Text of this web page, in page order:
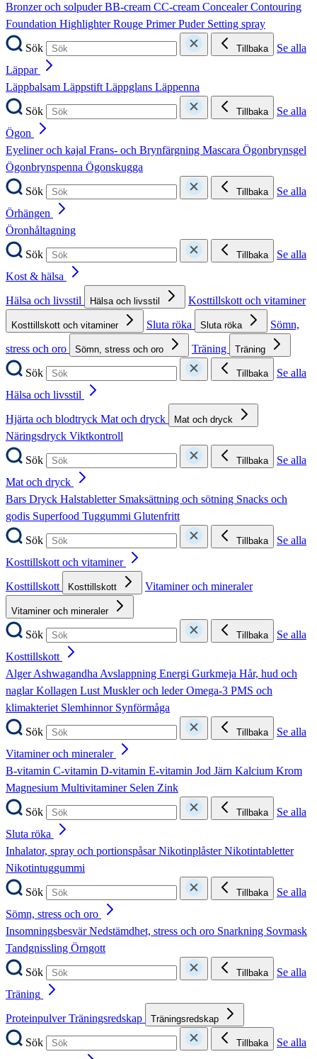
Bronzer och solpuderBB-cream CC-cream ConcealerContouring
Foundation HighlighterRouge PrimerPuder Setting spray
Sök
Tillbaka
Se alla
Läppar
Läppbalsam LäppstiftLäppglans Läppenna
Sök
Tillbaka
Se alla
Ögon
Eyeliner och kajal Frans- och Brynfärgning Mascara Ögonbrynsgel
Ögonbrynspenna Ögonskugga
Sök
Tillbaka
Se alla
Örhängen
Öronhåltagning
Sök
Tillbaka
Se alla
Kost & hälsa
Hälsa och livsstil
Hälsa och livsstil Kosttillskott och vitaminer
Kosttillskott och vitaminer Sluta röka Sluta röka
Sömn,
stress och oro
Sömn, stress och oro Träning Träning
Sök Tillbaka
Se alla
Hälsa och livsstil
Hjärta och blodtryck Mat och dryck Mat och dryck
Näringsdryck Viktkontroll
Sök
Tillbaka
Se alla
Mat och dryck
Bars Dryck Halstabletter Smaksättning och sötning Snacks och
godis Superfood Tuggummi Glutenfritt
Sök
Tillbaka
Se alla
Kosttillskott och vitaminer
Kosttillskott
Kosttillskott Vitaminer och mineraler
Vitaminer och mineraler
Sök Tillbaka
Se alla
Kosttillskott
AlgerAshwagandhaAvslappning Energi Gurkmeja Hår, hud och
naglarKollagen LustMuskler och lederOmega-3 PMS och
klimakteriet Slemhinnor Synförmåga
Sök
Tillbaka
Se alla
Vitaminer och mineraler
B-vitamin C-vitamin D-vitamin E-vitamin Jod Järn Kalcium Krom
Magnesium Multivitaminer Selen Zink
Sök
Tillbaka
Se alla
Sluta röka
Inhalator, spray och portionspåsarNikotinplåsterNikotintabletter
Nikotintuggummi
Sök
Tillbaka
Se alla
Sömn, stress och oro
InsomningsbesvärNedstämdhet, stress och oro Snarkning Sovmask
Tandgnissling Örngott
Sök
Tillbaka
Se alla
Träning
ProteinpulverTräningsredskap Träningsredskap
Sök Tillbaka
Se alla